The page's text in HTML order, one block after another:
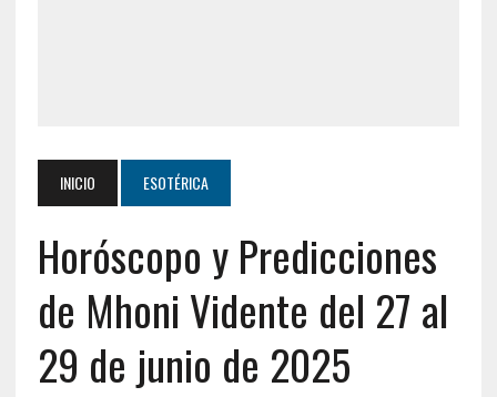
INICIO ESOTÉRICA
Horóscopo y Predicciones
de Mhoni Vidente del 27 al
29 de junio de 2025